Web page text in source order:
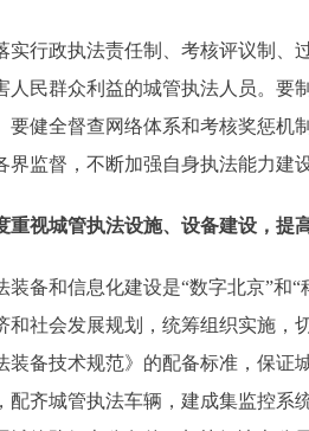
政执法责任制、考核评议制、过
人民群众利益的城管执法人员。要
要健全督查网络体系和考核奖惩机
界监督，不断加强自身执法能力建
视城管执法设施、设备建设，提
和信息化建设是“数字北京”和“
和社会发展规划，统筹组织实施，
装备技术规范》的配备标准，保证
配齐城管执法车辆，建成集监控